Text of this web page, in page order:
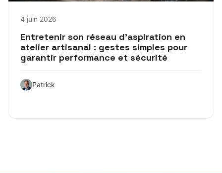
4 juin 2026
Entretenir son réseau d’aspiration en
atelier artisanal : gestes simples pour
garantir performance et sécurité
Patrick